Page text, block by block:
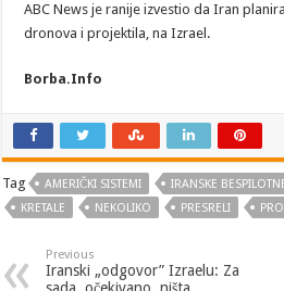
ABC News je ranije izvestio da Iran
dronova i projektila, na Izrael.
Borba.Info
Tag AMERIČKI SISTEMI IRANSKE
KRETALE
NEKOLIKO PRESRELI
Previous
Iranski „odgovor” Izraelu: Za